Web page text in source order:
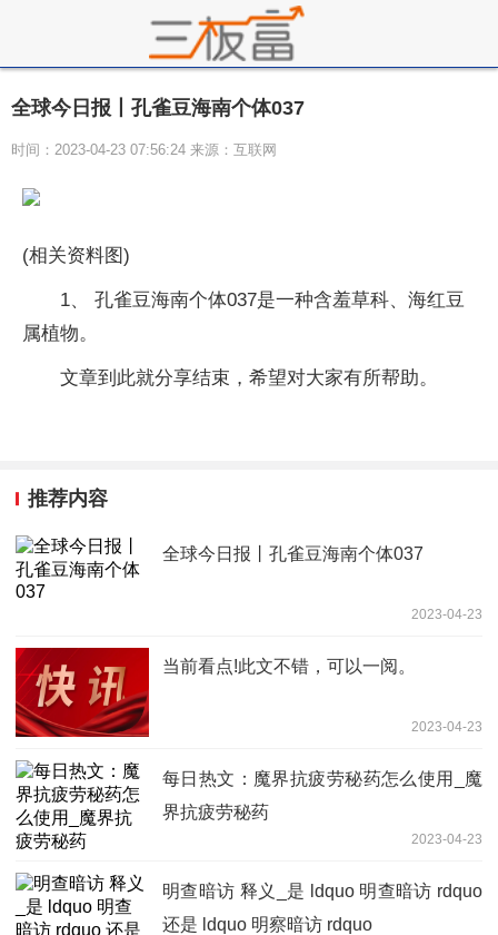
全球今日报丨孔雀豆海南个体037
时间：2023-04-23 07:56:24 来源：互联网
(相关资料图)
1、 孔雀豆海南个体037是一种含羞草科、海红豆
属植物。
文章到此就分享结束，希望对大家有所帮助。
推荐内容
全球今日报丨孔雀豆海南个体037
2023-04-23
当前看点!此文不错，可以一阅。
2023-04-23
每日热文：魔界抗疲劳秘药怎么使用_魔
界抗疲劳秘药
2023-04-23
明查暗访 释义_是 ldquo 明查暗访 rdquo
还是 ldquo 明察暗访 rdquo